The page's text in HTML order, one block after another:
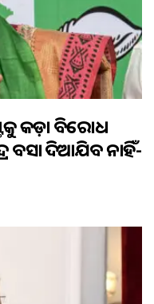
କଡ଼ା ବିରୋଧ
ବସାଇ ଦିଆଯିବ ନାହିଁ-